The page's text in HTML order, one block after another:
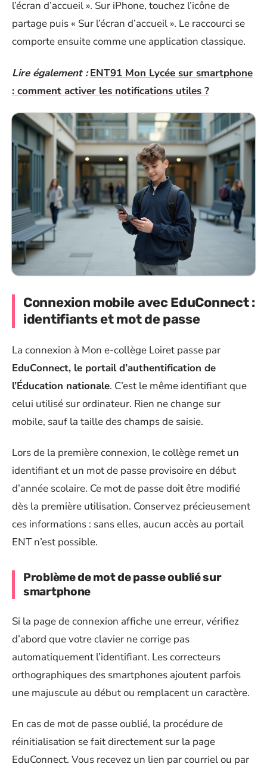
l’écran d’accueil ». Sur iPhone, touchez l’icône de
partage puis « Sur l’écran d’accueil ». Le raccourci se
comporte ensuite comme une application classique.
Lire également : ENT91 Mon Lycée sur smartphone
: comment activer les notifications utiles ?
Connexion mobile avec EduConnect :
identifiants et mot de passe
La connexion à Mon e-collège Loiret passe par
EduConnect, le portail d’authentification de
l’Éducation nationale. C’est le même identifiant que
celui utilisé sur ordinateur. Rien ne change sur
mobile, sauf la taille des champs de saisie.
Lors de la première connexion, le collège remet un
identifiant et un mot de passe provisoire en début
d’année scolaire. Ce mot de passe doit être modifié
dès la première utilisation. Conservez précieusement
ces informations : sans elles, aucun accès au portail
ENT n’est possible.
Problème de mot de passe oublié sur
smartphone
Si la page de connexion affiche une erreur, vérifiez
d’abord que votre clavier ne corrige pas
automatiquement l’identifiant. Les correcteurs
orthographiques des smartphones ajoutent parfois
une majuscule au début ou remplacent un caractère.
En cas de mot de passe oublié, la procédure de
réinitialisation se fait directement sur la page
EduConnect. Vous recevez un lien par courriel ou par